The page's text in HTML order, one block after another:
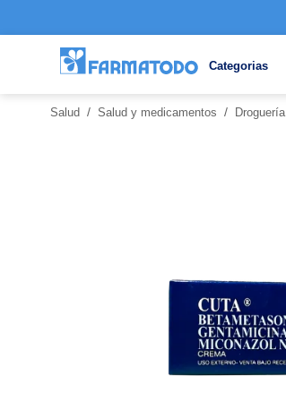
Categorias
Salud / Salud y medicamentos / Droguería